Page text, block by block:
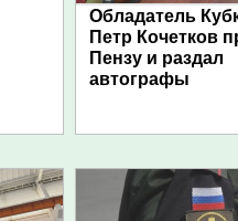
Обладатель
Петр Кочетков
Пензу и раздал
автографы